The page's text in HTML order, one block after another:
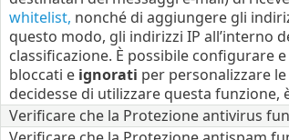
whitelist, nonché di aggiungere gli
questo modo, gli indirizzi IP all’interno
classificazione. È possibile configurare
bloccati e ignorati per personalizzare le
decidesse di utilizzare questa funzione,
Verificare che la Protezione antivirus